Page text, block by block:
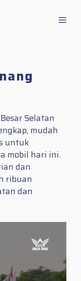
Selatan
mudah
untuk
mobil hari ini.
dan
ribuan
dan